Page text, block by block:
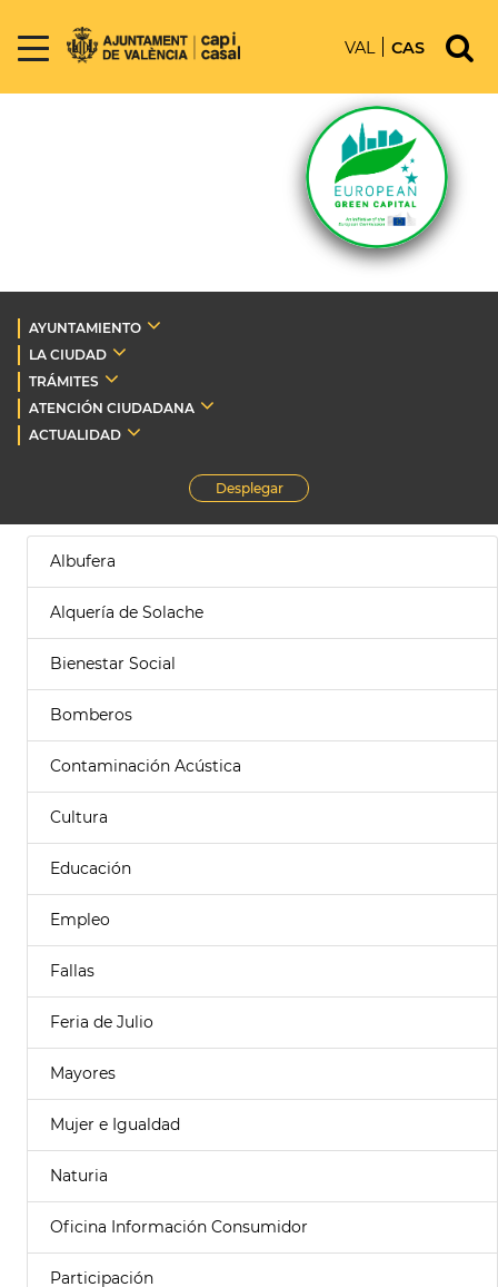
VAL CAS
AYUNTAMIENTO
LA CIUDAD
TRÁMITES
ATENCIÓN CIUDADANA
ACTUALIDAD
Desplegar
Albufera
Alquería de Solache
Bienestar Social
Bomberos
Contaminación Acústica
Cultura
Educación
Empleo
Fallas
Feria de Julio
Mayores
Mujer e Igualdad
Naturia
Oficina Información Consumidor
Participación